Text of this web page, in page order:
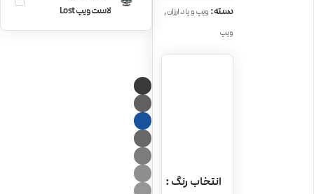
دسته:ویپ و پاد ارزان,
ویپ
انتخاب رنگ
لاست ویپ Lost
Vape UB PRO